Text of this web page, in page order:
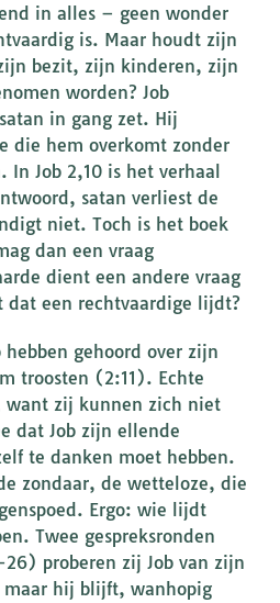
in alles – geen wonder
is. Maar houdt zijn
bezit, zijn kinderen, zijn
worden? Job
in gang zet. Hij
die hem overkomt zonder
In Job 2,10 is het verhaal
satan verliest de
niet. Toch is het boek
dan een vraag
dient een andere vraag
dat een rechtvaardige lijdt?
gehoord over zijn
troosten (2:11). Echte
zij kunnen zich niet
dat Job zijn ellende
te danken moet hebben.
zondaar, de wetteloze, die
Ergo: wie lijdt
Twee gespreksronden
proberen zij Job van zijn
hij blijft, wanhopig